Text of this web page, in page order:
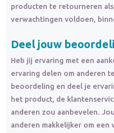
producten te retourneren
verwachtingen voldoen,
Deel jouw
Heb jij ervaring met een
ervaring delen om anderen
beoordeling en deel je
het product, de
anderen zou aanbevelen.
anderen makkelijker om